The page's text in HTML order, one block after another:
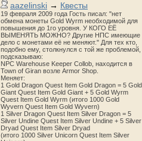
aazelinski → Квесты
19 февраля 2009 года Гость писал: "нет
обмена монеты Gold Wyrm необходимой для
повышения до 1го уровня. У КОГО ЕЁ
ВЫМЕНЯТЬ МОЖНО? Другие НПС имеющие
дело с монетами её не меняют." Для тех кто,
подобно ему, столкнулся с той же проблемой,
подсказываю:
NPC Warehouse Keeper Collob, находится в
Town of Giran возле Armor Shop.
Меняет:
1 Gold Dragon Quest Item Gold Dragon = 5 Gold
Giant Quest Item Gold Giant + 5 Gold Wyrm
Quest Item Gold Wyrm (итого 1000 Gold
Wyvern Quest Item Gold Wyvern)
1 Silver Dragon Quest Item Silver Dragon = 5
Silver Undine Quest Item Silver Undine + 5 Silver
Dryad Quest Item Silver Dryad
(итого 1000 Silver Unicorn Quest Item Silver